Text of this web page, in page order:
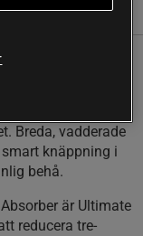
Breda, vadderade
knäppning i
behå.
är Ultimate
reducera tre-